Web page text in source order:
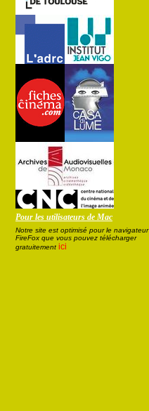
Pour les utilisateurs de Mac
Notre site est optimisé pour le navigateur
FireFox que vous pouvez télécharger
gratuitement ici